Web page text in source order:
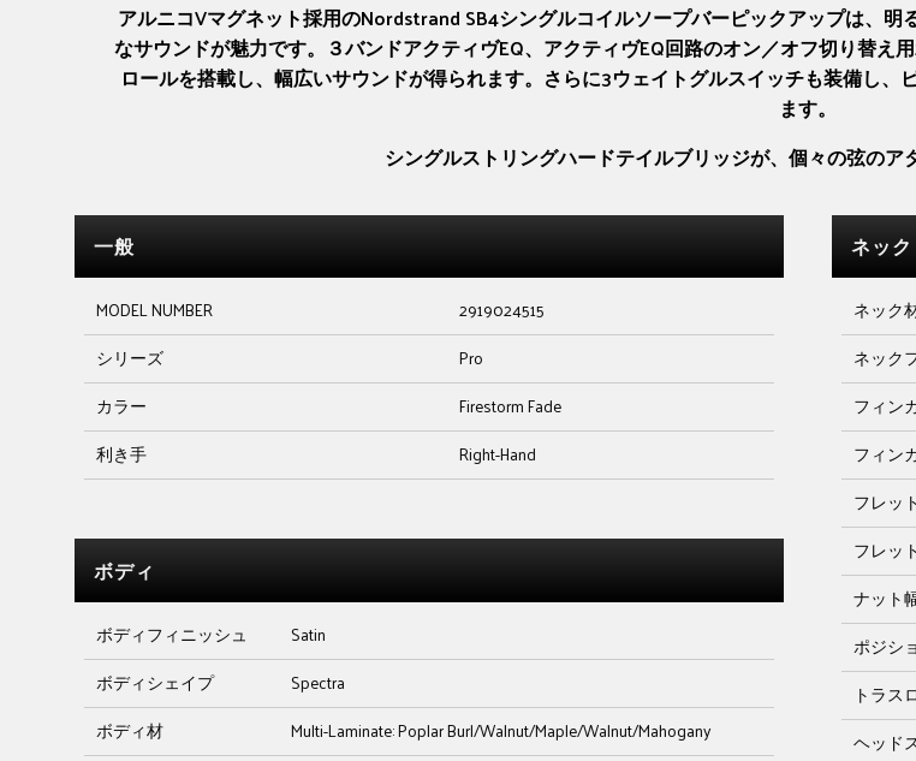
アルニコVマグネット採用のNordstrand SB4シングルコイルソープバーピックアップは、
なサウンドが魅力です。３バンドアクティヴEQ、アクティヴEQ回路のオン／オフ切り替え
ロールを搭載し、幅広いサウンドが得られます。さらに3ウェイトグルスイッチも装備し
ます。
シングルストリングハードテイルブリッジが、個々の弦のア
一般
MODEL NUMBER
2919024515
シリーズ
Pro
カラー
Firestorm Fade
利き手
Right-Hand
ボディ
ボディフィニッシュ
Satin
ボディシェイプ
Spectra
ボディ材
Multi-Laminate: Poplar Burl/Walnut/Maple/Walnut/Mahogany
ネック
ネック
ネック
フィン
フィン
フレッ
フレッ
ナット
ポジシ
トラス
ヘッド